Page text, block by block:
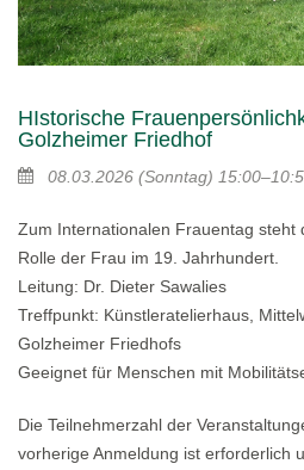
HIstorische
Golzheimer Friedhof
08.03.2026 (Sonntag)
Zum Internationalen Frauentag steht
Rolle der Frau im 19. Jahrhundert.
Leitung: Dr. Dieter Sawalies
Treffpunkt: Künstleratelierhaus,
Golzheimer Friedhofs
Geeignet für Menschen mit
Die Teilnehmerzahl der
vorherige Anmeldung ist erforderlich